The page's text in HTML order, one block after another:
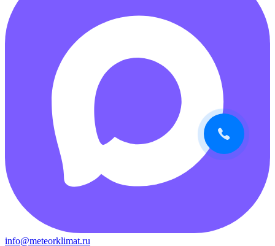
info@meteorklimat.ru